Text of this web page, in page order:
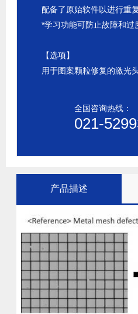
配备了原始软件以进行重
*学习功能可防止故障和过
【选项】
用于图案颗粒修复的激光
全国咨询热线：
021-
产品描述